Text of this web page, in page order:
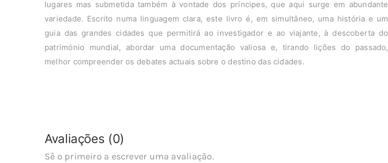
lugares mas submetida também à vontade dos príncipes, que aqui surge em abundante
variedade. Escrito numa linguagem clara, este livro é, em simultâneo, uma história e um
guia das grandes cidades que permitirá ao investigador e ao viajante, à descoberta do
património mundial, abordar uma documentação valiosa e, tirando lições do passado,
melhor compreender os debates actuais sobre o destino das cidades.
Avaliações (0)
Sê o primeiro a escrever uma avaliação.